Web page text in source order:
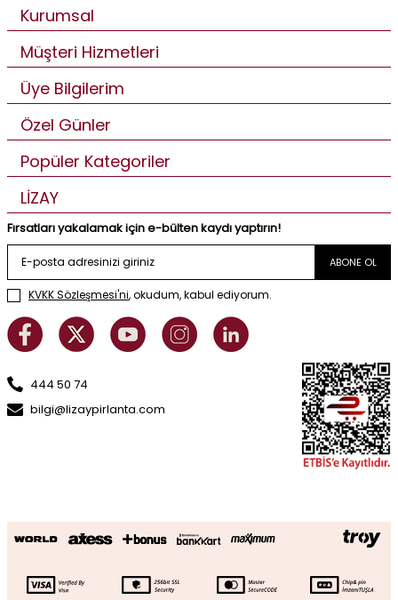
Kurumsal
Müşteri Hizmetleri
Üye Bilgilerim
Özel Günler
Popüler Kategoriler
LİZAY
Fırsatları yakalamak için e-bülten kaydı yaptırın!
ABONE OL
KVKK Sözleşmesi'ni, okudum, kabul ediyorum.
444 50 74
bilgi@lizaypirlanta.com